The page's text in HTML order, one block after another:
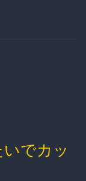
でカッ